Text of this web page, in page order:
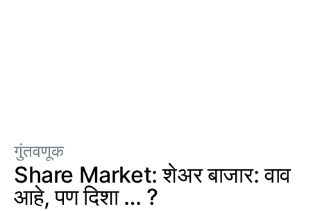
गुंतवणूक
Share Market: शेअर बाजार: वाव
आहे, पण दिशा … ?